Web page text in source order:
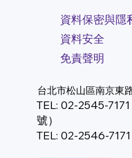
資料保密與隱
資料安全
免責聲明
台北市松山區南京東
TEL: 02-2545-
號）
TEL: 02-2546-